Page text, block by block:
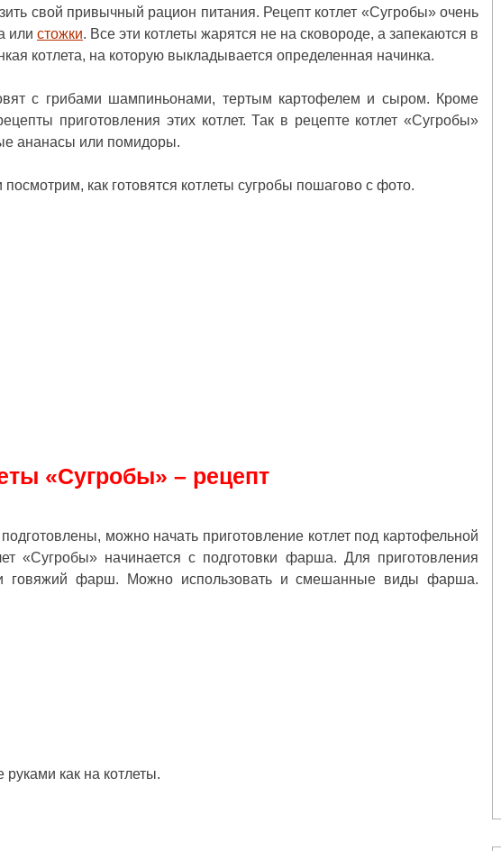
свой привычный рацион питания. Рецепт котлет «Сугробы» очень
или стожки. Все эти котлеты жарятся не на сковороде, а запекаются в
котлета, на которую выкладывается определенная начинка.
с грибами шампиньонами, тертым картофелем и сыром. Кроме
приготовления этих котлет. Так в рецепте котлет «Сугробы»
ананасы или помидоры.
как готовятся котлеты сугробы пошагово с фото.
«Сугробы» – рецепт
можно начать приготовление котлет под картофельной
«Сугробы» начинается с подготовки фарша. Для приготовления
говяжий фарш. Можно использовать и смешанные виды фарша.
как на котлеты.